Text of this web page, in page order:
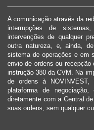
A comunicação através da
interrupções de
intervenções de qualquer
outra natureza, e, ainda,
sistema de operações e em
envio de ordens ou
instrução 380 da CVM. Na
de ordens à NOVINVEST,
plataforma de
diretamente com a Central
suas ordens, sem qualquer